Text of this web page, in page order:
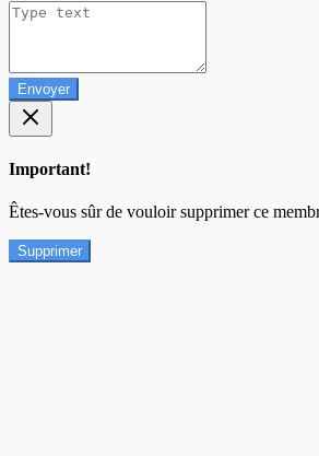
Envoyer
Important!
Êtes-vous sûr de vouloir supprimer ce
Supprimer